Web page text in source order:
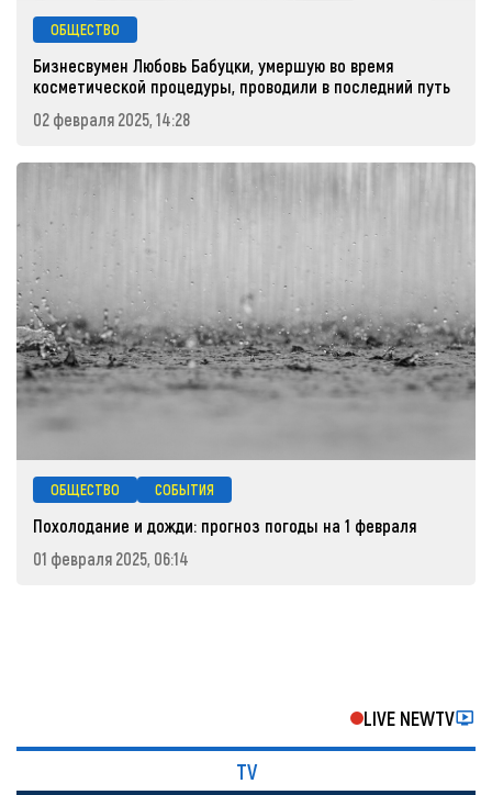
ОБЩЕСТВО
Бизнесвумен Любовь Бабуцки, умершую во время
косметической процедуры, проводили в последний путь
02 февраля 2025, 14:28
ОБЩЕСТВО СОБЫТИЯ
Похолодание и дожди: прогноз погоды на 1 февраля
01 февраля 2025, 06:14
LIVE NEWTV
TV